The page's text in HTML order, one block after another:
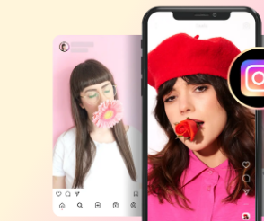
Nano Banana Pro
Gemini Omni
ข้อความและเสียง
คำบรรยายอัตโนมัติ
แม่แบบคำบรรยาย
โซเชียลมีเดีย
การตลาด
ไลฟ์สไตล์และวล็อก
ดีไซน์แบบปรับแต่งเอง
อื่นๆ
แม่แบบเอฟเฟกต์
แม่แบบธุรกิจ
แม่แบบอุตสาหกรรม
แม่แบบรีแคป
โปรแกรม CapCut Creative Campus
ความช่วยเหลือ
ศูนย์ความเชื่อถือ
ศูนย์ช่วยเหลือ
ห้องข่าว